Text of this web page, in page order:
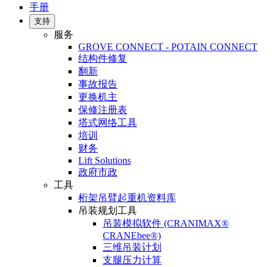
手册
支持
服务
GROVE CONNECT - POTAIN CONNECT
结构件修复
翻新
事故报告
更换机主
保修注册表
塔式网络工具
培训
财务
Lift Solutions
政府市政
工具
桁架吊臂起重机资料库
吊装规划工具
吊装模拟软件 (CRANIMAX®
CRANEbee®)
三维吊装计划
支腿压力计算